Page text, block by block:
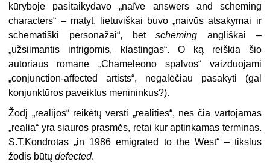
kūryboje pasitaikydavo „naïve answers and scheming
characters“ – matyt, lietuviškai buvo „naivūs atsakymai ir
schematiški personažai“, betscheming angliškai –
„užsiimantis intrigomis, klastingas“. O ką reiškia šio
autoriaus romane „Chameleono spalvos“ vaizduojami
„conjunction-affected artists“, negalėčiau pasakyti (gal
konjunktūros paveiktus menininkus?).
Žodį „realijos“ reikėtų versti „realities“, nes čia vartojamas
„realia“ yra siauros prasmės, retai kur aptinkamas terminas.
S.T.Kondrotas „in 1986 emigrated to the West“ – tikslus
žodis būtųdefected.